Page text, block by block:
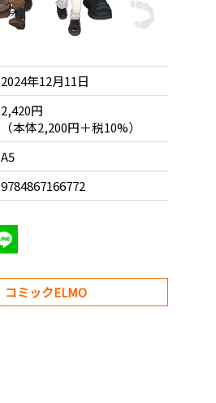
2024年12月11日
2,420円
（本体2,200円＋税10%）
A5
9784867166772
コミックELMO